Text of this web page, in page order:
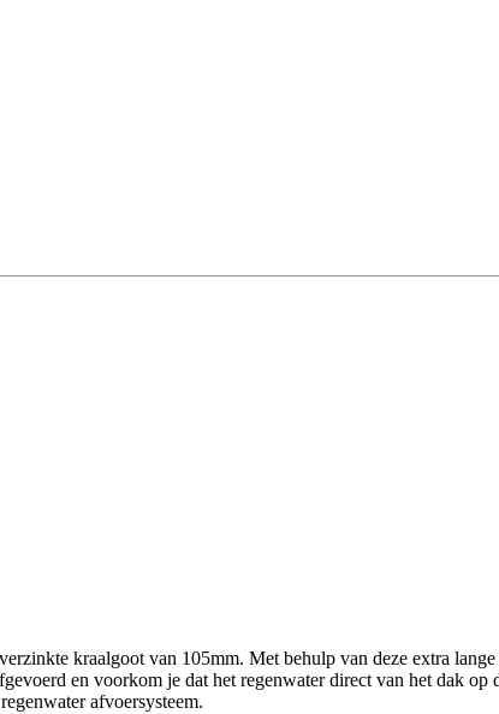
kraalgoot van 105mm. Met behulp van deze extra
en voorkom je dat het regenwater direct van het dak
afvoersysteem.